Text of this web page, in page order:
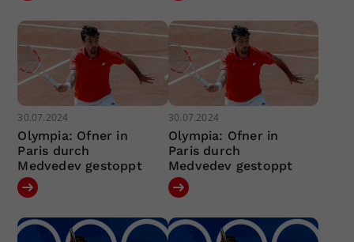
30.07.2024
Olympia: Ofner in
Paris durch
Medvedev gestoppt
30.07.2024
Olympia: Ofner in
Paris durch
Medvedev gestoppt